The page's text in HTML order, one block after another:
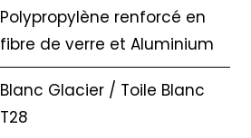
Polypropylène renforcé en
fibre de verre et Aluminium
Blanc Glacier / Toile Blanc
T28